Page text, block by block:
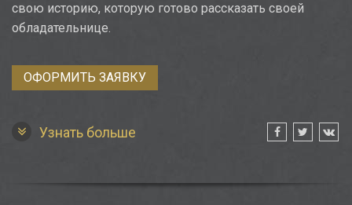
свою историю, которую готово рассказать своей
обладательнице.
ОФОРМИТЬ ЗАЯВКУ
Узнать больше